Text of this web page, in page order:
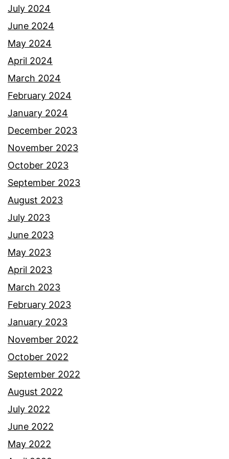
July 2024
June 2024
May 2024
April 2024
March 2024
February 2024
January 2024
December 2023
November 2023
October 2023
September 2023
August 2023
July 2023
June 2023
May 2023
April 2023
March 2023
February 2023
January 2023
November 2022
October 2022
September 2022
August 2022
July 2022
June 2022
May 2022